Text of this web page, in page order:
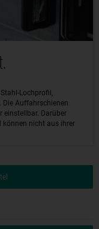
Lochprofil,
Auffahrschienen
einstellbar. Darüber
können nicht aus ihrer